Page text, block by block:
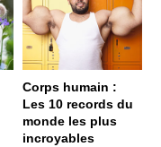
Corps humain :
Les 10 records du
monde les plus
incroyables